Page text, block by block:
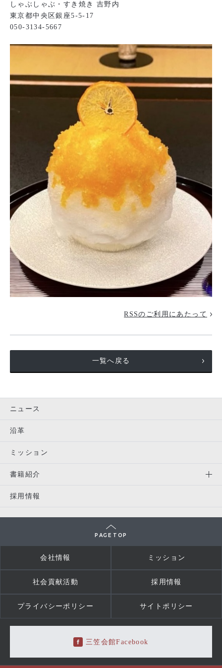
しゃぶしゃぶ・すき焼き 吉野内
東京都中央区銀座5-5-17
050-3134-5667
RSSのご利用にあたって
一覧へ戻る
ニュース
沿革
ミッション
書籍紹介
採用情報
PAGE TOP
会社情報 ミッション
社会貢献活動 採用情報
プライバシーポリシー サイトポリシー
三笠会館Facebook